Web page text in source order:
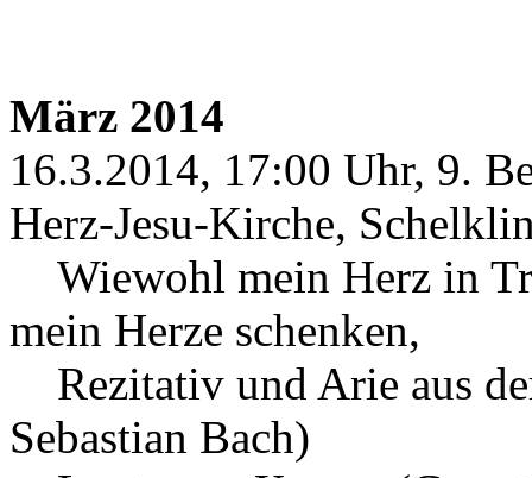
März 2014
16.3.2014, 17:00 Uhr, 9.
Herz-Jesu-Kirche,
Wiewohl mein Herz in
mein Herze schenken,
Rezitativ und Arie aus
Sebastian Bach)